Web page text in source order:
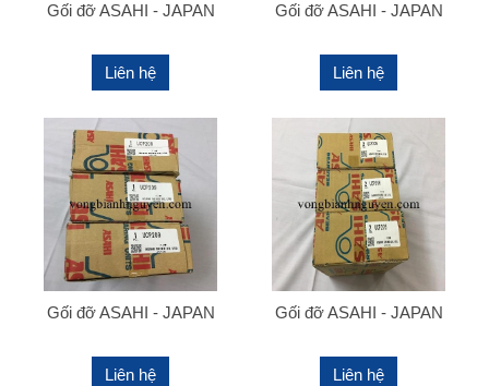
Gối đỡ ASAHI - JAPAN
Liên hệ
Gối đỡ ASAHI - JAPAN
Liên hệ
Gối đỡ ASAHI - JAPAN
Liên hệ
Gối đỡ ASAHI - JAPAN
Liên hệ